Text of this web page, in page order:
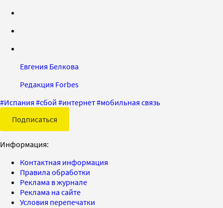
Евгения Белкова
Редакция Forbes
#Испания #сбой #интернет#мобильная связь
Подписаться
Информация:
Контактная информация
Правила обработки
Реклама в журнале
Реклама на сайте
Условия перепечатки